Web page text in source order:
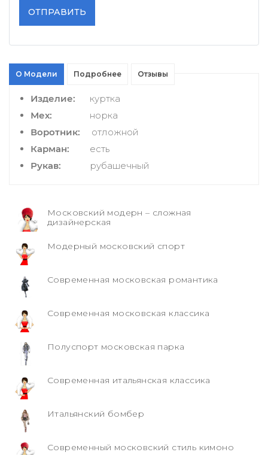
ОТПРАВИТЬ
О Модели Подробнее Отзывы
Изделие:
куртка
Мех:
норка
Воротник:
отложной
Карман:
есть
Рукав:
рубашечный
Московский модерн – сложная
дизайнерская
Модерный московский спорт
Современная московская романтика
Современная московская классика
Полуспорт московская парка
Современная итальянская классика
Итальянский бомбер
Современный московский стиль кимоно